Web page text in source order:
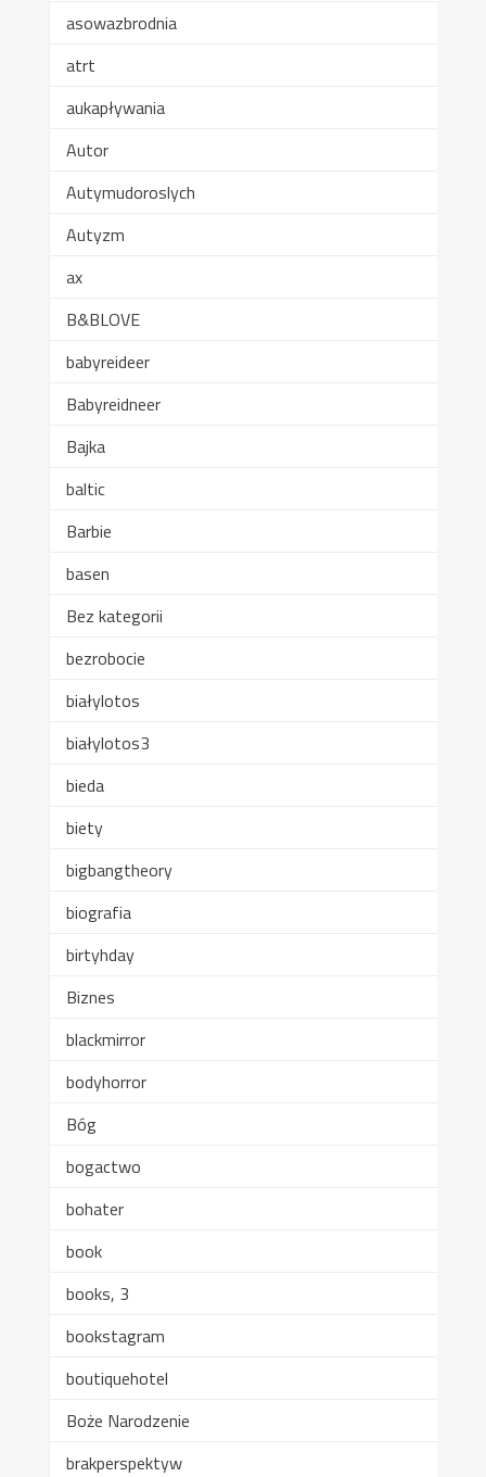
asowazbrodnia
atrt
aukapływania
Autor
Autymudoroslych
Autyzm
ax
B&BLOVE
babyreideer
Babyreidneer
Bajka
baltic
Barbie
basen
Bez kategorii
bezrobocie
białylotos
białylotos3
bieda
biety
bigbangtheory
biografia
birtyhday
Biznes
blackmirror
bodyhorror
Bóg
bogactwo
bohater
book
books, 3
bookstagram
boutiquehotel
Boże Narodzenie
brakperspektyw